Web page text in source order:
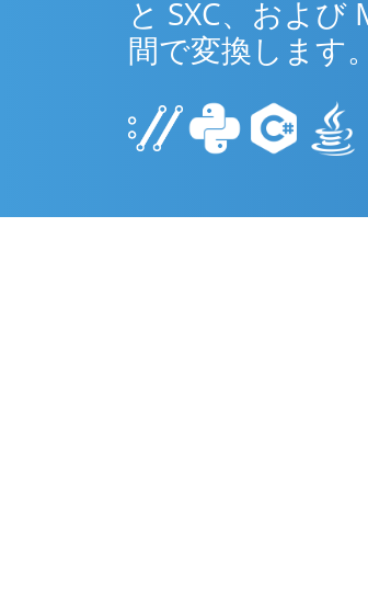
と SXC、および
間で変換します。